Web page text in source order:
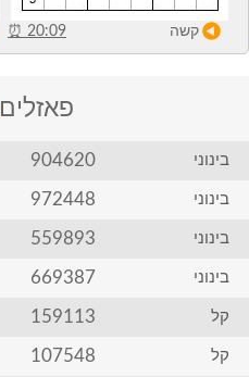
קשה 20:09
⏰
פאזלים
בינוני 904620
בינוני 972448
בינוני 559893
בינוני 669387
קל 159113
קל 107548